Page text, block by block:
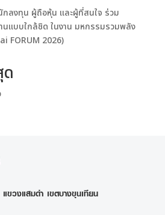
กลงทุน ผู้ถือหุ้น และผู้ที่สนใจ ร่วม
นแบบใกล้ชิด ในงาน มหกรรมรวมพลัง
FORUM 2026)
ด
วงแสมดำ เขตบางขุนเทียน